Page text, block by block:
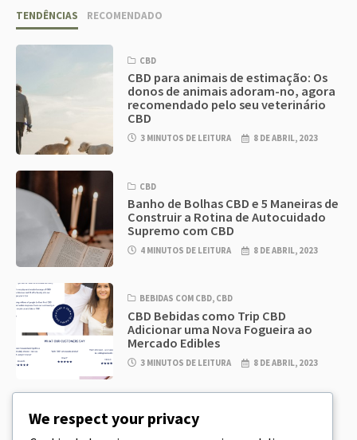
TENDÊNCIAS RECOMENDADO
CBD
CBD para animais de estimação: Os
donos de animais adoram-no, agora
recomendado pelo seu veterinário
CBD
3 MINUTOS DE LEITURA 8 DE ABRIL, 2023
CBD
Banho de Bolhas CBD e 5 Maneiras de
Construir a Rotina de Autocuidado
Supremo com CBD
4 MINUTOS DE LEITURA 8 DE ABRIL, 2023
BEBIDAS COM CBD, CBD
CBD Bebidas como Trip CBD
Adicionar uma Nova Fogueira ao
Mercado Edibles
3 MINUTOS DE LEITURA 8 DE ABRIL, 2023
CBD EDIBLES
CBD Cookie Dough & Incrivelmente
We respect your privacy